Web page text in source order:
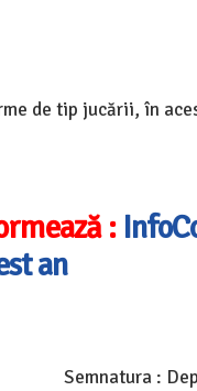
de tip jucării, în
:
an
Semnatura :